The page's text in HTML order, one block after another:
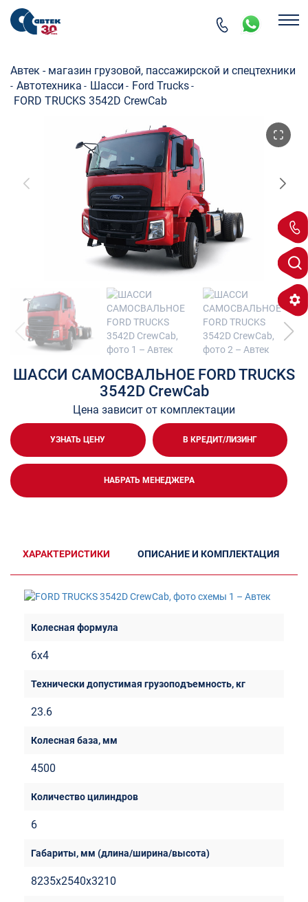
Автек - магазин грузовой, пассажирской и спецтехники
- Автотехника - Шасси - Ford Trucks-
FORD TRUCKS 3542D CrewCab
ШАССИ САМОСВАЛЬНОЕ FORD TRUCKS
3542D CrewCab
Цена зависит от комплектации
УЗНАТЬ ЦЕНУ В КРЕДИТ/ЛИЗИНГ
НАБРАТЬ МЕНЕДЖЕРА
ХАРАКТЕРИСТИКИ ОПИСАНИЕ И КОМПЛЕКТАЦИЯ
6х4
23.6
4500
6
8235х2540х3210